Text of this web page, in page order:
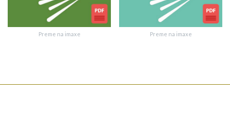
Preme na imaxe Preme na imaxe